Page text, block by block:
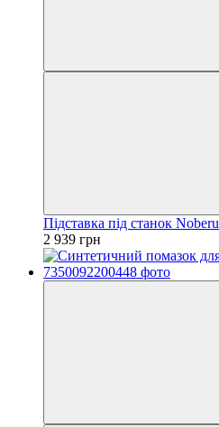
Підставка під станок Noberu
2 939 грн